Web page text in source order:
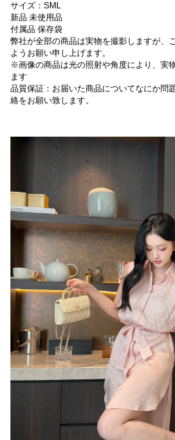
サイズ：SML
新品 未使用品
付属品 保存袋
弊社が全部の商品は実物を撮影しますが、
ようお願い申し上げます。
※画像の商品は光の照射や角度により、実
ます
品質保証：お届いた商品についてなにか問
絡をお願い致します。